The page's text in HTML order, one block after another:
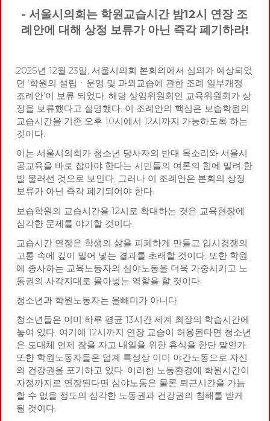
- 서울시의회는 학원교습시간 밤12시 연장 조
례안에 대해 상정 보류가 아닌 즉각 폐기하라!
2025년 12월 23일, 서울시의회 본회의에서 심의가 예상되었
던 ‘학원의 설립ㆍ운영 및 과외교습에 관한 조례 일부개정
조례안’이 보류 되었다. 해당 상임위원회인 교육위원회가 상
정을 보류했다고 설명했다. 이 조례안의 핵심은 보습학원의
교습시간을 기존 오후 10시에서 12시까지 가능하도록 하는
것이다.
이는 서울시의회가 청소년 당사자의 반대 목소리와 서울시
공교육을 바로 잡아야 한다는 시민들의 여론의 힘에 밀려 한
발 물러선 것으로 보인다. 그러나 이 조례안은 본회의 상정
보류가 아닌 즉각 폐기되어야 한다.
보습학원의 교습시간을 12시로 확대하는 것은 교육현장에
심각한 문제를 야기할 것이다.
교습시간 연장은 학생의 삶을 피폐하게 만들고 입시경쟁의
고통 속에 깊이 밀어 넣는 결과를 초래할 것이다. 또한 학원
에 종사하는 교육노동자의 심야노동을 더욱 가중시키고 노
동권의 사각지대로 몰아넣는 역할을 할 것이다.
청소년과 학원노동자는 올빼미가 아니다.
청소년들은 이미 하루 평균 13시간 세계 최장의 학습시간에
놓여 있다. 여기에 12시까지 연장 교습이 허용된다면 청소년
은 도대체 언제 잠을 자고 내일을 위한 휴식을 한단 말인가.
또한 학원노동자들은 업계 특성상 이미 야간노동으로 자신
의 건강권을 포기하고 있다. 이러한 노동환경에 학원시간이
자정까지로 연장된다면 심야노동은 물론 퇴근시간을 가늠
할 수 없을 정도의 심각한 노동권과 건강권의 침해를 받게
될 것이다.